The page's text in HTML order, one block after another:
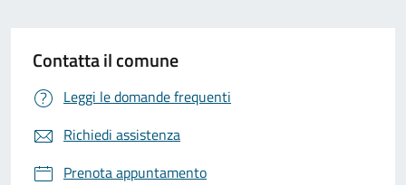
Contatta il comune
Leggi le domande frequenti
Richiedi assistenza
Prenota appuntamento